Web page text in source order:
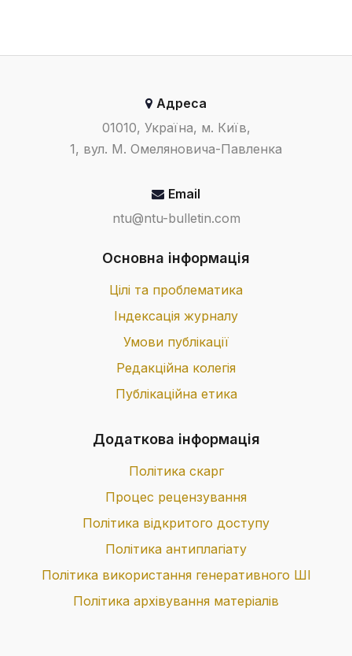
Адреса
01010, Україна, м. Київ,
1, вул. М. Омеляновича-Павленка
Email
ntu@ntu-bulletin.com
Основна інформація
Цілі та проблематика
Індексація журналу
Умови публікації
Редакційна колегія
Публікаційна етика
Додаткова інформація
Політика скарг
Процес рецензування
Політика відкритого доступу
Політика антиплагіату
Політика використання генеративного ШІ
Політика архівування матеріалів